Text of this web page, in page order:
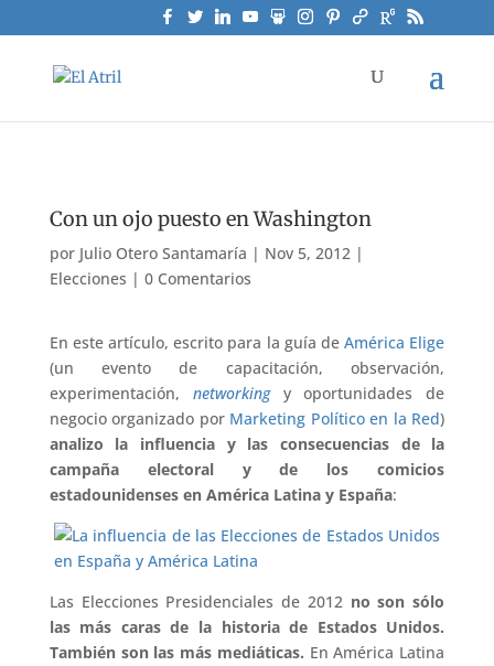
Con un ojo puesto en Washington
por Julio Otero Santamaría | Nov 5, 2012|
Elecciones | 0 Comentarios
En este artículo, escrito para la guía deAmérica Elige
(un evento de capacitación, observación,
experimentación, networkingy oportunidades de
negocio organizado por Marketing Político en la Red)
analizo la influencia y las consecuencias de la
campaña electoral y de los comicios
estadounidenses en América Latina y España:
Las Elecciones Presidenciales de 2012 no son sólo
las más caras de la historia de Estados Unidos.
También son las más mediáticas. En América Latina